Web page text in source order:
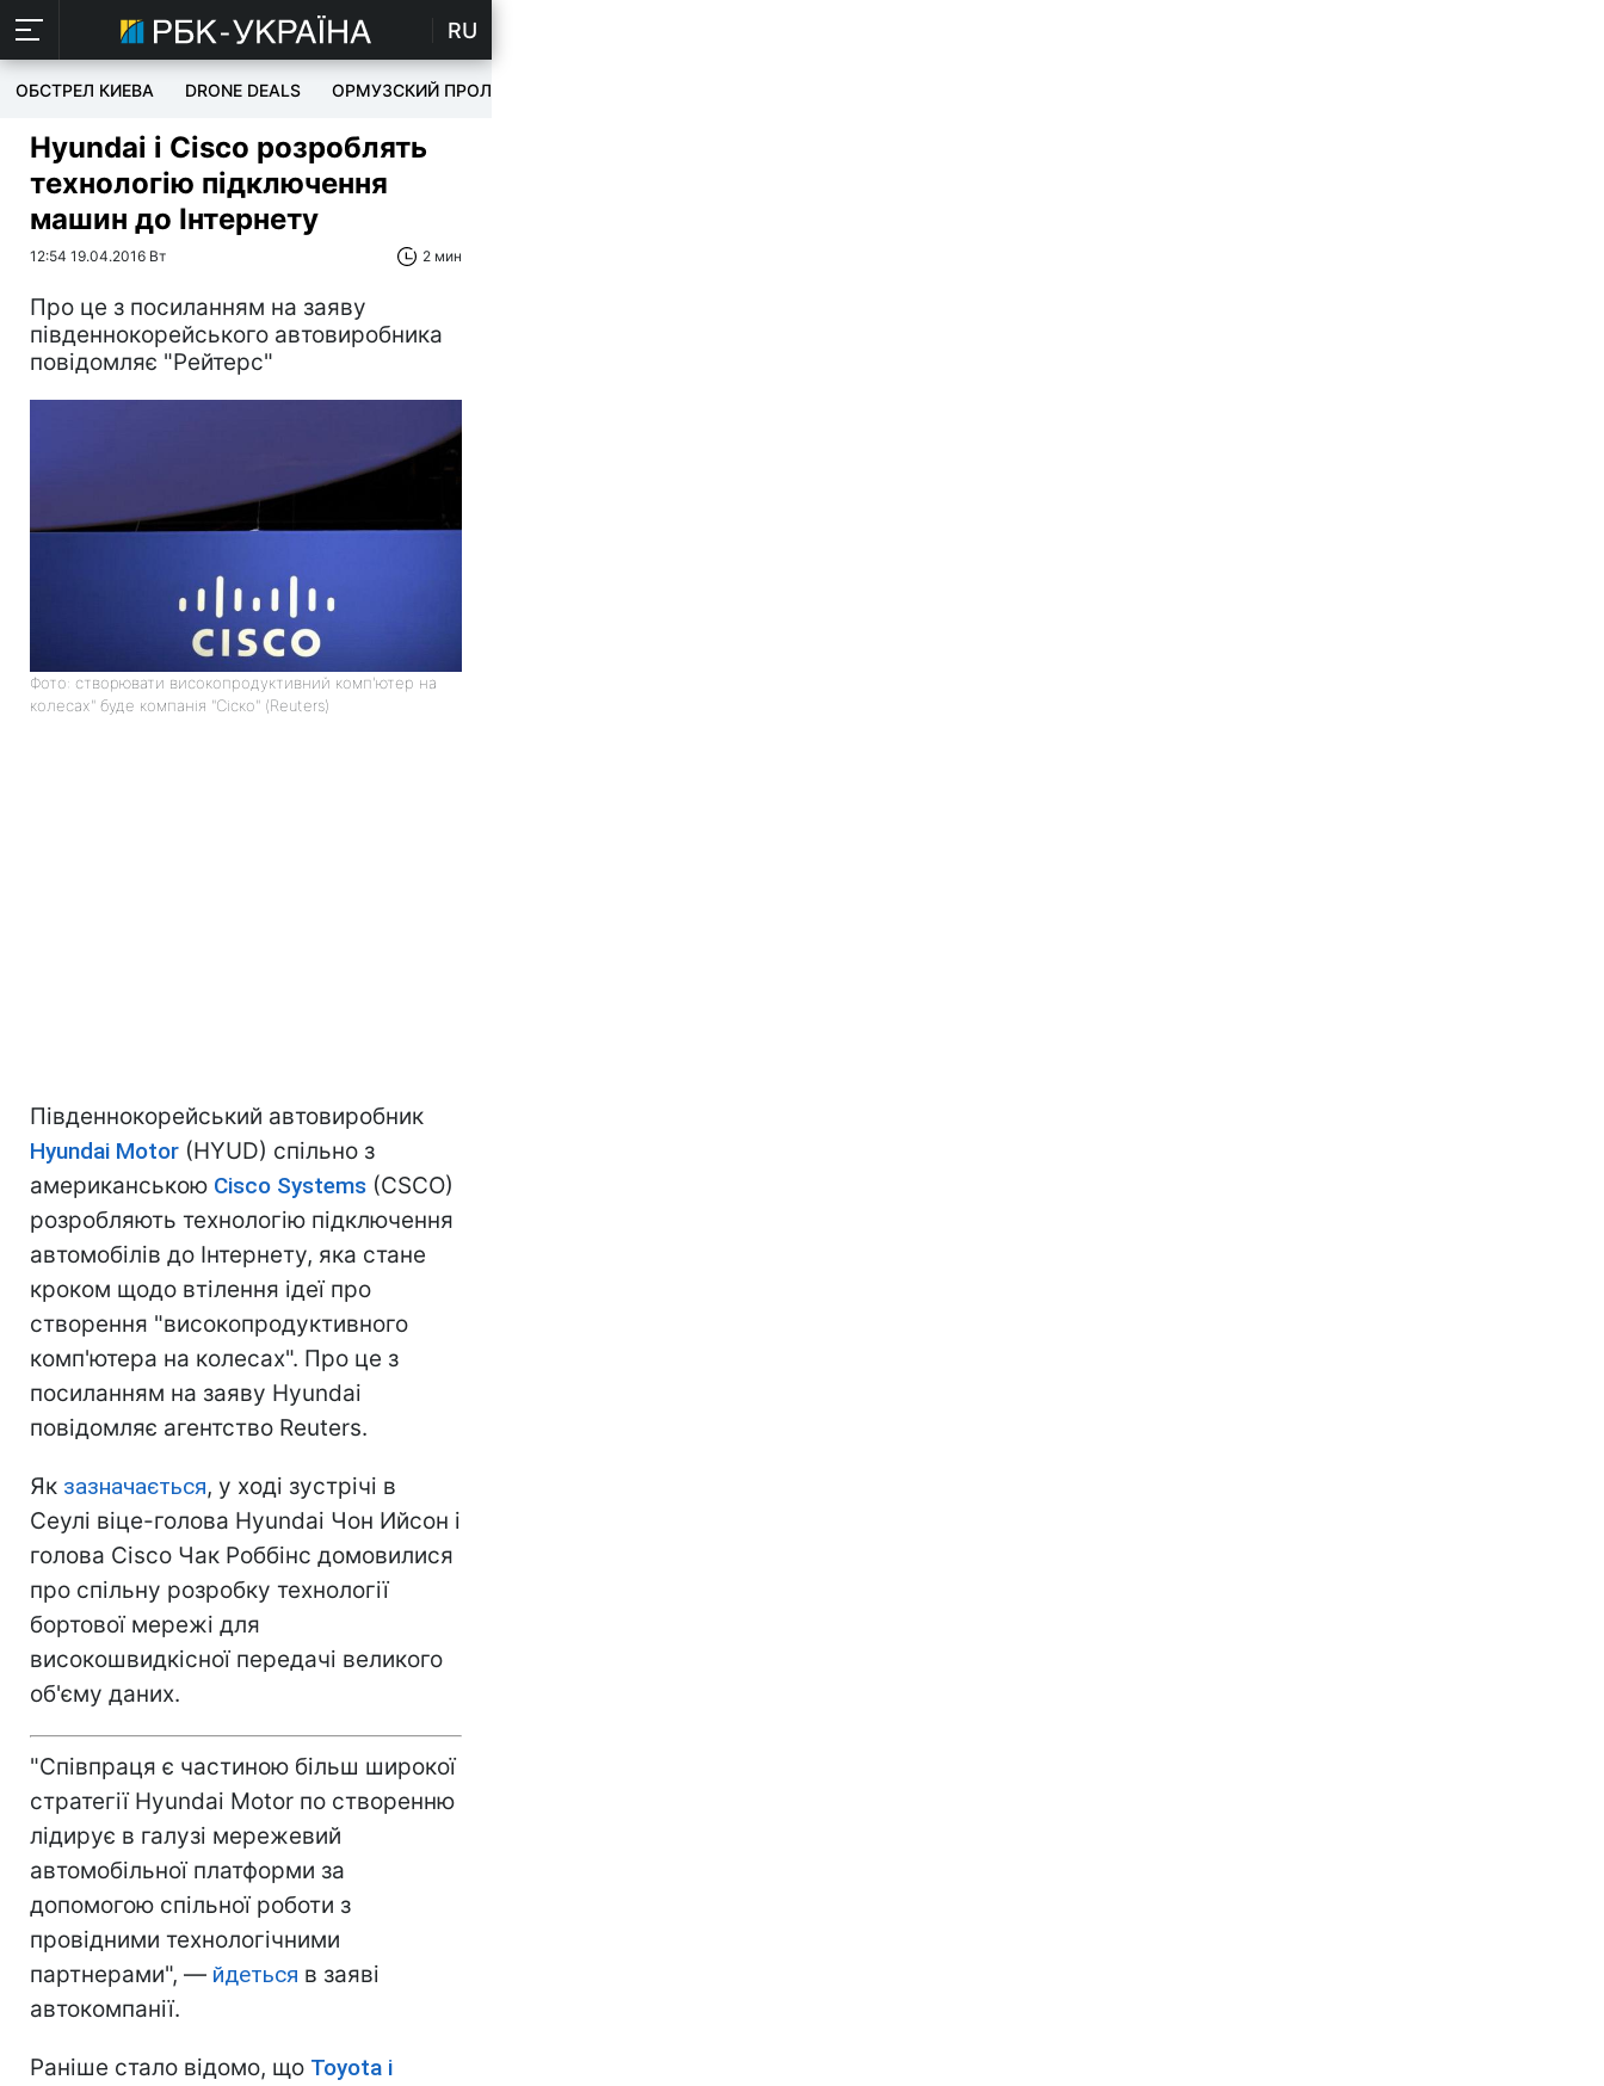
RU
ОБСТРЕЛ КИЕВА DRONE DEALS ОРМУЗСКИЙ ПРОЛИВ
Hyundai і Cisco розроблять
технологію підключення
машин до Інтернету
12:54 19.04.2016 Вт 2 мин
Про це з посиланням на заяву
південнокорейського автовиробника
повідомляє "Рейтерс"
Фото: створювати високопродуктивний комп'ютер на
колесах" буде компанія "Сіско" (Reuters)
Південнокорейський автовиробник
Hyundai Motor (HYUD) спільно з
американською Cisco Systems (CSCO)
розробляють технологію підключення
автомобілів до Інтернету, яка стане
кроком щодо втілення ідеї про
створення "високопродуктивного
комп'ютера на колесах". Про це з
посиланням на заяву Hyundai
повідомляє агентство Reuters.
Як зазначається, у ході зустрічі в
Сеулі віце-голова Hyundai Чон Ийсон і
голова Cisco Чак Роббінс домовилися
про спільну розробку технології
бортової мережі для
високошвидкісної передачі великого
об'єму даних.
"Співпраця є частиною більш широкої
стратегії Hyundai Motor по створенню
лідирує в галузі мережевий
автомобільної платформи за
допомогою спільної роботи з
провідними технологічними
партнерами", — йдеться в заяві
автокомпанії.
Раніше стало відомо, що Toyota і